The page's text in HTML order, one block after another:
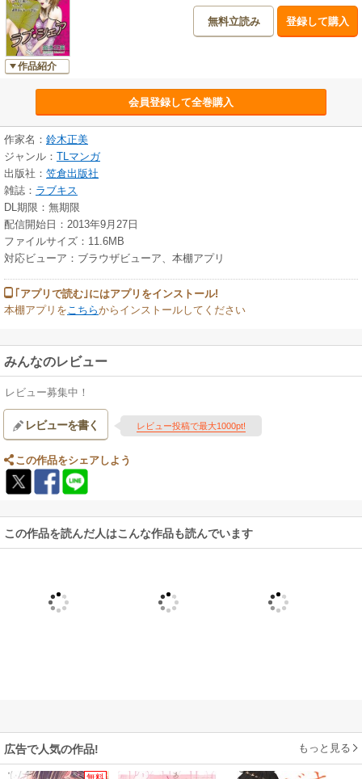
作品紹介
無料立読み 登録して購入
会員登録して全巻購入
作家名： 鈴木正美
ジャンル： TLマンガ
出版社： 笠倉出版社
雑誌： ラブキス
DL期限：無期限
配信開始日：2013年9月27日
ファイルサイズ：11.6MB
対応ビューア：ブラウザビューア、本棚アプリ
｢アプリで読む｣にはアプリをインストール!
本棚アプリを こちらからインストールしてください
みんなのレビュー
レビュー募集中！
レビューを書く レビュー投稿で最大1000pt!
この作品をシェアしよう
この作品を読んだ人はこんな作品も読んでいます
広告で人気の作品! もっと見る